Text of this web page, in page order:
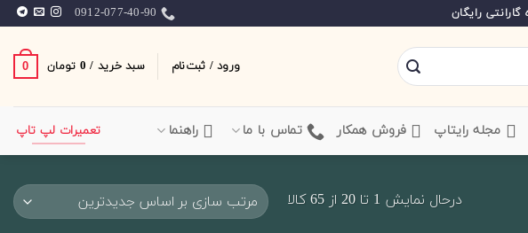
0912-077-40-90
ورود / ثبت‌نام سبد خرید / 0 تومان 0
‌ مجله رایتاپ فروش همکار تماس با ما راهنما تعمیرات لپ تاپ
درحال نمایش 1 تا 20 از 65 کالا
Sorted